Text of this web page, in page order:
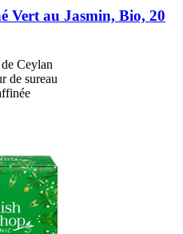
Vert au Jasmin, Bio, 20
Ceylan
de sureau